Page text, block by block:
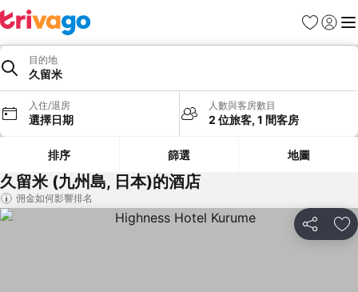
收藏夾
登入 選
目的地
久留米
入住/退房
選擇日期
人數與客房數目
2 位旅客, 1 間客房
排序 篩選 地圖
久留米 (九州島, 日本)的酒店
佣金如何影響排名
分享 放